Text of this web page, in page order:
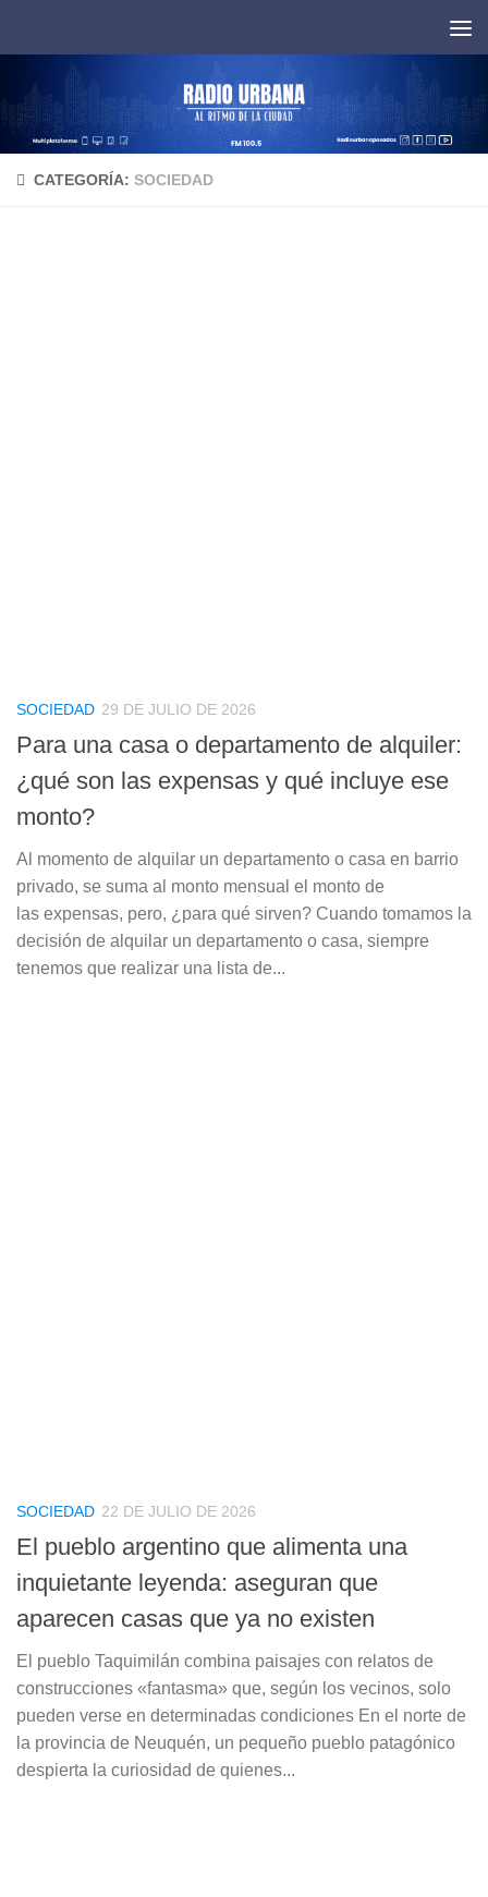
CATEGORÍA: SOCIEDAD
SOCIEDAD 29 DE JULIO DE 2026
Para una casa o departamento de alquiler:
¿qué son las expensas y qué incluye ese
monto?
Al momento de alquilar un departamento o casa en barrio
privado, se suma al monto mensual el monto de
las expensas, pero, ¿para qué sirven? Cuando tomamos la
decisión de alquilar un departamento o casa, siempre
tenemos que realizar una lista de...
SOCIEDAD 22 DE JULIO DE 2026
El pueblo argentino que alimenta una
inquietante leyenda: aseguran que
aparecen casas que ya no existen
El pueblo Taquimilán combina paisajes con relatos de
construcciones «fantasma» que, según los vecinos, solo
pueden verse en determinadas condiciones En el norte de
la provincia de Neuquén, un pequeño pueblo patagónico
despierta la curiosidad de quienes...